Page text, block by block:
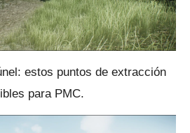
estos puntos de extracción
para PMC.